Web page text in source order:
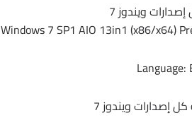
ويندوز 7
Windows 7 SP1 AIO 13in1 (x86/x64)
Language:
إصدارات ويندوز 7